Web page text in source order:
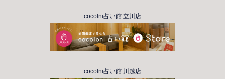
cocolni占い館 立川店
cocolni占い館 川越店